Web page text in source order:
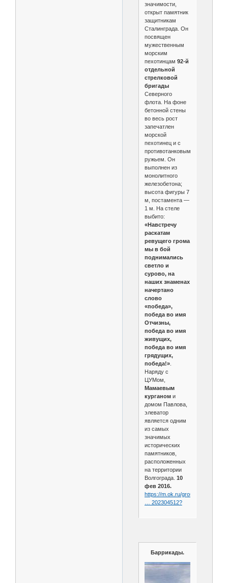
значимости,
открыт памятник
защитникам
Сталинграда. Он
посвящен
мужественным
морским
пехотинцам 92-й
отдельной
стрелковой
бригады
Северного
флота. На фоне
бетонной стены
во весь рост
запечатлен
морской
пехотинец и с
противотанковым
ружьем. Он
выполнен из
монолитного
железобетона;
высота фигуры 7
м, постамента —
1 м. На стеле
выбито:
«Навстречу
раскатам
ревущего грома
мы в бой
поднимались
светло и
сурово, на
наших знаменах
начертано
слово
«победа»,
победа во имя
Отчизны,
победа во имя
живущих,
победа во имя
грядущих,
победа!».
Наряду с
ЦУМом,
Мамаевым
курганоми
домом Павлова,
элеватор
является одним
из самых
значимых
исторических
памятников,
расположенных
на территории
Волгограда. 10
фев 2016.
https://m.ok.ru/group/
… 202304512?
Баррикады.